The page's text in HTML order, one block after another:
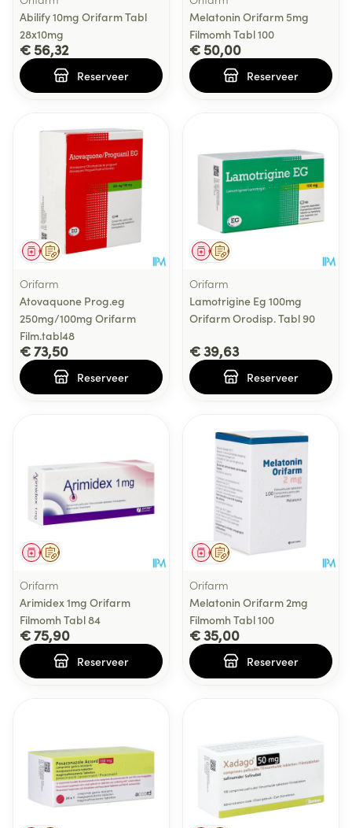
Abilify 10mg Orifarm Tabl
28x10mg
€ 56,32
Reserveer
Melatonin Orifarm 5mg
Filmomh Tabl 100
€ 50,00
Reserveer
Op voorschrift
Geneesmiddel
Orifarm
Atovaquone Prog.eg
250mg/100mg Orifarm
Film.tabl48
€ 73,50
Reserveer
Op voorschrift
Geneesmiddel
Orifarm
Lamotrigine Eg 100mg
Orifarm Orodisp. Tabl 90
€ 39,63
Reserveer
Op voorschrift
Geneesmiddel
Orifarm
Arimidex 1mg Orifarm
Filmomh Tabl 84
€ 75,90
Reserveer
Op voorschrift
Geneesmiddel
Orifarm
Melatonin Orifarm 2mg
Filmomh Tabl 100
€ 35,00
Reserveer